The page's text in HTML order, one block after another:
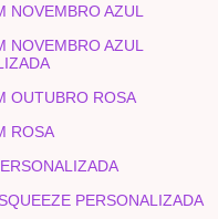
NOVEMBRO AZUL
NOVEMBRO AZUL
OUTUBRO ROSA
ROSA
PERSONALIZADA